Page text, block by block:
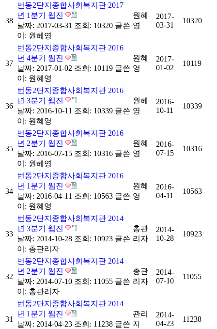
38
번동2단지종합사회복지관 2017
년 1분기 웹진
날짜: 2017-03-31 조회: 10320 글쓴
이: 원혜영
원혜
영
2017-
03-31
10320
37
번동2단지종합사회복지관 2016
년 4분기 웹진
날짜: 2017-01-02 조회: 10119 글쓴
이: 원혜영
원혜
영
2017-
01-02
10119
36
번동2단지종합사회복지관 2016
년 3분기 웹진
날짜: 2016-10-11 조회: 10339 글쓴
이: 원혜영
원혜
영
2016-
10-11
10339
35
번동2단지종합사회복지관 2016
년 2분기 웹진
날짜: 2016-07-15 조회: 10316 글쓴
이: 원혜영
원혜
영
2016-
07-15
10316
34
번동2단지종합사회복지관 2016
년 1분기 웹진
날짜: 2016-04-11 조회: 10563 글쓴
이: 원혜영
원혜
영
2016-
04-11
10563
33
번동2단지종합사회복지관 2014
년 3분기 웹진
날짜: 2014-10-28 조회: 10923 글쓴
이: 총관리자
총관
리자
2014-
10-28
10923
32
번동2단지종합사회복지관 2014
년 2분기 웹진
날짜: 2014-07-10 조회: 11055 글쓴
이: 총관리자
총관
리자
2014-
07-10
11055
31
번동2단지종합사회복지관 2014
년 1분기 웹진
날짜: 2014-04-23 조회: 11238 글쓴
관리
자
2014-
04-23
11238